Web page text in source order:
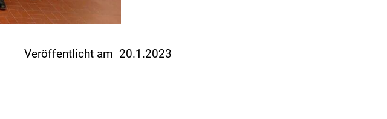
Veröffentlicht am 20.1.2023